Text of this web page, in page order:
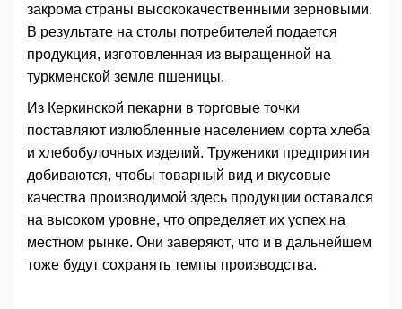
закрома страны высококачественными зерновыми.
В результате на столы потребителей подается
продукция, изготовленная из выращенной на
туркменской земле пшеницы.
Из Керкинской пекарни в торговые точки
поставляют излюбленные населением сорта хлеба
и хлебобулочных изделий. Труженики предприятия
добиваются, чтобы товарный вид и вкусовые
качества производимой здесь продукции оставался
на высоком уровне, что определяет их успех на
местном рынке. Они заверяют, что и в дальнейшем
тоже будут сохранять темпы производства.